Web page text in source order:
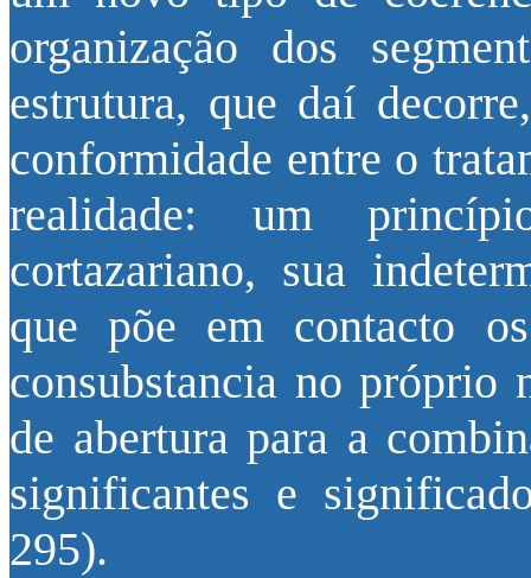
organização dos
estrutura, que daí
conformidade entre o
realidade: um
cortazariano, sua
que põe em contacto
consubstancia no
de abertura para a
significantes e
295).